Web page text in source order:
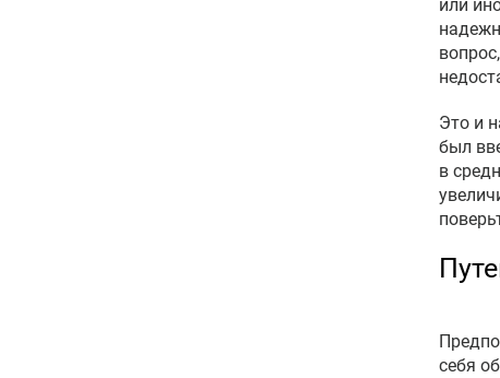
или
Это и
был
в
себя